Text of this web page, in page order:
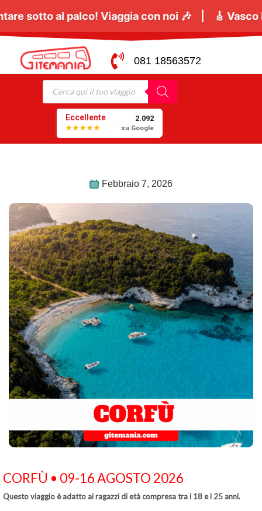
tutti a cantare sotto al palco! Viaggia con
081 18563572
Eccellente
★★★★★
2.092
su Google
Febbraio 7, 2026
CORFÙ • 09-16 AGOSTO 2026
Questo viaggio è adatto ai ragazzi di età compresa tra i 18 e i 25 anni.